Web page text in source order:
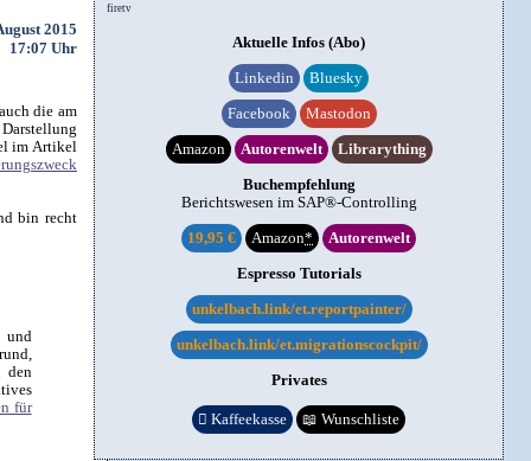
2015
17:07 Uhr
die am
im Artikel
bin recht
und
den
für
firetv
Aktuelle Infos (Abo)
Linkedin Bluesky
Facebook Mastodon
Amazon Autorenwelt Librarything
Buchempfehlung
Berichtswesen im SAP®-Controlling
19,95 € Amazon* Autorenwelt
Espresso Tutorials
unkelbach.link/et.reportpainter/
unkelbach.link/et.migrationscockpit/
Privates
 Kaffeekasse 📖 Wunschliste